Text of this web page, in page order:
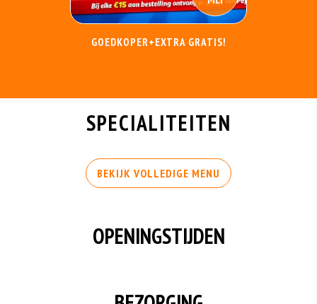
GOEDKOPER+EXTRA GRATIS!
SPECIALITEITEN
BEKIJK VOLLEDIGE MENU
OPENINGSTIJDEN